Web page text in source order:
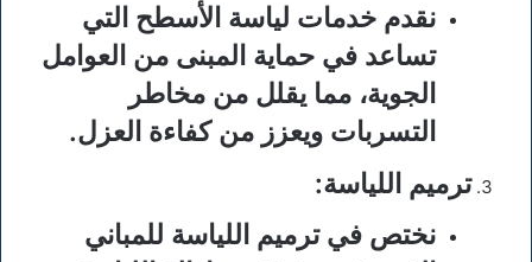
نقدم خدمات لياسة الأسطح التي
تساعد في حماية المبنى من العوامل
الجوية، مما يقلل من مخاطر
التسربات ويعزز من كفاءة العزل.
ترميم اللياسة:
نختص في ترميم اللياسة للمباني